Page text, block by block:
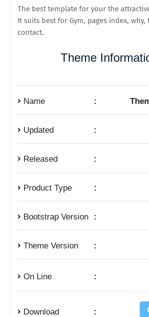
The best template for your the
It suits best for Gym, pages index, why,
contact.
Theme
Name :
Updated :
Released :
Product Type :
Bootstrap Version :
Theme Version :
On Line :
Download :